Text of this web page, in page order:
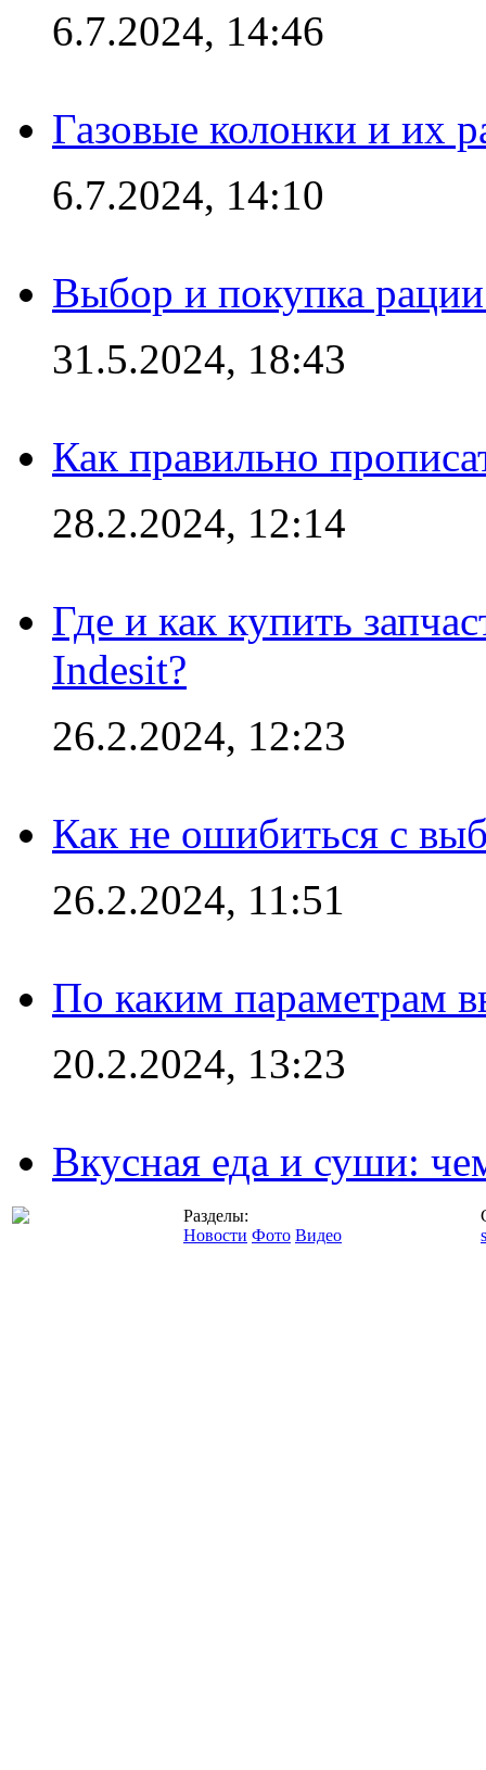
6.7.2024, 14:46
Газовые колонки и их
6.7.2024, 14:10
Выбор и покупка
31.5.2024, 18:43
Как правильно
28.2.2024, 12:14
Где и как купить
Indesit?
26.2.2024, 12:23
Как не ошибиться с
26.2.2024, 11:51
По каким параметрам
20.2.2024, 13:23
Вкусная еда и суши:
Разделы:
Новости Фото Видео